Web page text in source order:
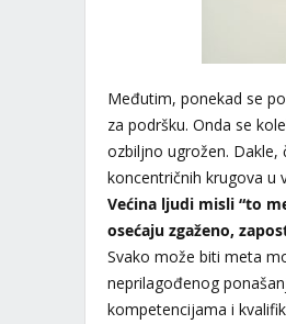
Međutim, ponekad se
za podršku. Onda se
ozbiljno ugrožen.
koncentričnih krugova u
Većina ljudi misli “to
osećaju zgaženo,
Svako može biti meta
neprilagođenog
kompetencijama i